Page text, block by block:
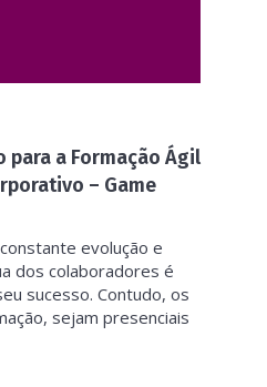
para a Formação Ágil
– Game
evolução e
dos colaboradores é
sucesso. Contudo, os
sejam presenciais